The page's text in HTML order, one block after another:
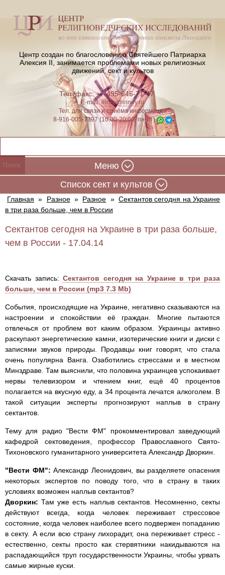
Центр создан по благословению Святейшего Патриарха
Алексия II, занимается проблемами новых религиозных
движений, сект и культов
Тел./факс: +7-495-646-71-47
E-mail:iriney@iriney.ru
Тел. для связи и приёма информации
8-916-005-7397 (10:00-20:00, пн-пт)
Меню
Cписок сект и культов
Главная » Разное » Разное » Сектантов сегодня на Украине
в три раза больше, чем в России
Сектантов сегодня на Украине в три раза больше,
чем в России - 17.04.14
Скачать запись: Сектантов сегодня на Украине в три раза
больше, чем в России (mp3 7.3 Mb)
События, происходящие на Украине, негативно сказываются на
настроении и спокойствии её граждан. Многие пытаются
отвлечься от проблем вот каким образом. Украинцы активно
раскупают энергетические камни, изотерические книги и диски с
записями звуков природы. Продавцы книг говорят, что стала
очень популярна Ванга. Озаботились стрессами и в местном
Минздраве. Там выяснили, что половина украинцев успокаивает
нервы телевизором и чтением книг, ещё 40 процентов
полагается на вкусную еду, а 34 процента лечатся алкоголем. В
такой ситуации эксперты прогнозируют наплыв в страну
сектантов.
Тему для радио "Вести ФМ" прокомментировал заведующий
кафедрой сектоведения, профессор Православного Свято-
Тихоновского гуманитарного университета Александр Дворкин.
"Вести ФМ": Александр Леонидович, вы разделяете опасения
некоторых экспертов по поводу того, что в страну в таких
условиях возможен наплыв сектантов?
Дворкин: Там уже есть наплыв сектантов. Несомненно, секты
действуют всегда, когда человек переживает стрессовое
состояние, когда человек наиболее всего подвержен попаданию
в секту. А если всю страну лихорадит, она переживает стресс -
естественно, секты просто как стервятники накидываются на
распадающийся труп государственности Украины, чтобы урвать
самые жирные куски.